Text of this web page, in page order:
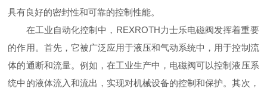
具有良好的密封性和可靠的控制性能。
在工业自动化控制中，REXROTH力士乐电磁阀发挥着重要
的作用。首先，它被广泛应用于液压和气动系统中，用于控制流
体的通断和流量。例如，在工业生产中，电磁阀可以控制液压系
统中的液体流入和流出，实现对机械设备的控制和保护。其次，